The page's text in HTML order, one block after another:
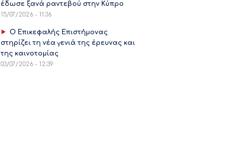
έδωσε ξανά ραντεβού στην Κύπρο
15/07/2026 - 11:36
Ο Επικεφαλής Επιστήμονας
στηρίζει τη νέα γενιά της έρευνας και
της καινοτομίας
03/07/2026 - 12:39